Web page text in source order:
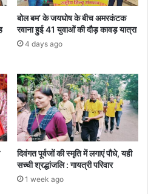
बोल बम’ के जयघोष के बीच अमरकंटक
रवाना हुई 41 युवाओं की दौड़ कावड़ यात्रा
4 days ago
दिवंगत पूर्वजों की स्मृति में लगाएं पौधे, यही
सच्ची श्रद्धांजलि : गायत्री परिवार
1 week ago